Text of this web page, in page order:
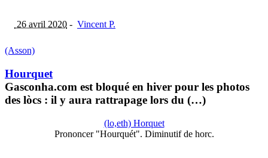
26 avril 2020 - Vincent P.
(Asson)
Hourquet
Gasconha.com est bloqué en hiver pour les photos
des lòcs : il y aura rattrapage lors du (…)
(lo,eth) Horquet
Prononcer "Hourquét". Diminutif de horc.